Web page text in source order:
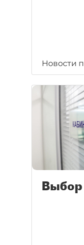
Новости
Выбор